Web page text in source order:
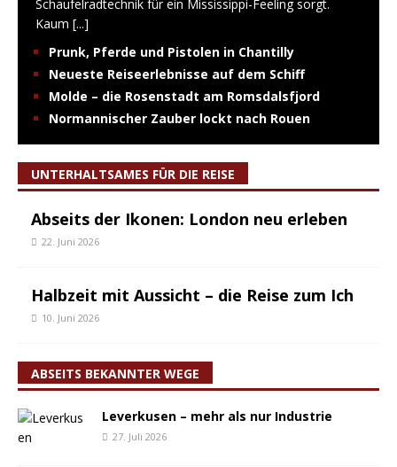
Schaufelradtechnik für ein Mississippi-Feeling sorgt.
Kaum [...]
Prunk, Pferde und Pistolen in Chantilly
Neueste Reiseerlebnisse auf dem Schiff
Molde – die Rosenstadt am Romsdalsfjord
Normannischer Zauber lockt nach Rouen
UNTERHALTSAMES FÜR DIE REISE
Abseits der Ikonen: London neu erleben
22. Juni 2026
Halbzeit mit Aussicht – die Reise zum Ich
10. Juni 2026
ABSEITS BEKANNTER WEGE
Leverkusen – mehr als nur Industrie
27. Juli 2026